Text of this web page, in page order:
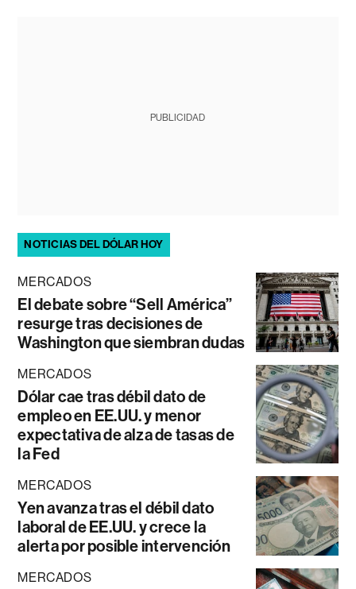
PUBLICIDAD
NOTICIAS DEL DÓLAR HOY
MERCADOS
El debate sobre “Sell América”
resurge tras decisiones de
Washington que siembran dudas
MERCADOS
Dólar cae tras débil dato de
empleo en EE.UU. y menor
expectativa de alza de tasas de
la Fed
MERCADOS
Yen avanza tras el débil dato
laboral de EE.UU. y crece la
alerta por posible intervención
MERCADOS